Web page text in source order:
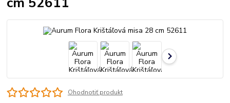
Ohodnotiť produkt